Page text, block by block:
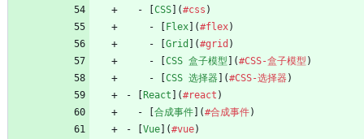
  - [
CSS ](#css )
    - [
Flex ](#flex)
    - [
Grid ](#grid )
    - [
CSS 盒子模型 ](#CSS-盒子模型 )
    - [
CSS 选择器 ](#CSS-选择器)
- [
React ](#react )
  - [
合成事件 ](#合成事件)
- [ Vue ](#vue)